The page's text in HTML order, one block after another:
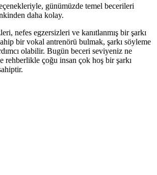
günümüzde temel becerileri
daha kolay.
nefes egzersizleri ve kanıtlanmış bir şarkı
bir vokal antrenörü bulmak, şarkı söyleme
olabilir. Bugün beceri seviyeniz ne
rehberlikle çoğu insan çok hoş bir şarkı